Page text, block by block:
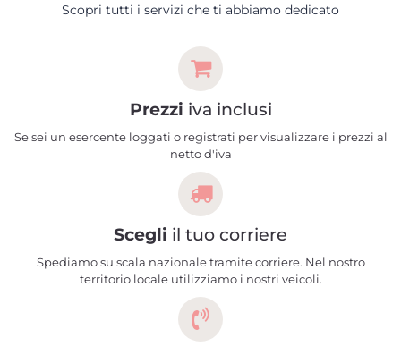
Scopri tutti i servizi che ti abbiamo dedicato
Prezzi iva inclusi
Se sei un esercente loggati o registrati per visualizzare i prezzi al
netto d'iva
Scegli il tuo corriere
Spediamo su scala nazionale tramite corriere. Nel nostro
territorio locale utilizziamo i nostri veicoli.